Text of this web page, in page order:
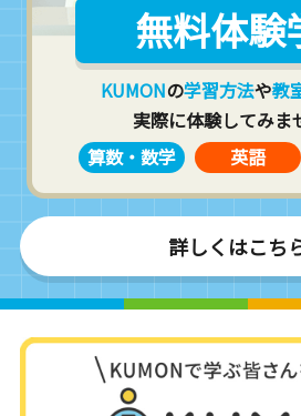
無料体験
KUMONの学習方法や教
実際に体験してみま
算数・数学
英語
詳しくはこち